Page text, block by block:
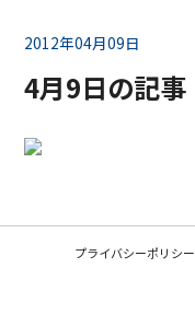
2012年04月09日
4月9日の記事
プライバシーポリシー